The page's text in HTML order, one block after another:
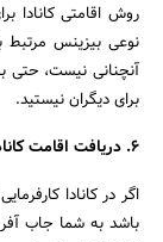
روش اقامتی کانادا
نوعی بیزینس مرتبط
آنچنانی نیست، حتی
برای دیگران نیستید.
6. دریافت اقامت کانادا از طریق جاب آفر یا پیشنهاد شغلی:
اگر در کانادا
باشد به شما جاب